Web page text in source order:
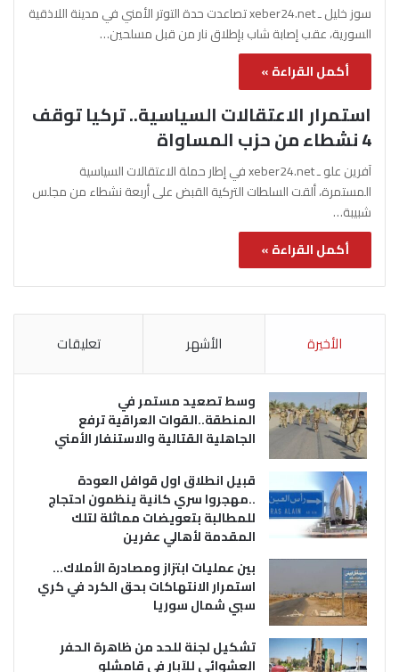
سوز خليل ـ xeber24.net تصاعدت حدة التوتر الأمني في مدينة اللاذقية
السورية، عقب إصابة شاب بإطلاق نار من قبل مسلحين…
أكمل القراءة »
استمرار الاعتقالات السياسية.. تركيا توقف
4 نشطاء من حزب المساواة
آفرين علو ـ xeber24.net في إطار حملة الاعتقالات السياسية
المستمرة، ألقت السلطات التركية القبض على أربعة نشطاء من مجلس
شبيبة…
أكمل القراءة »
الأخيرة الأشهر تعليقات
وسط تصعيد مستمر في
المنطقة..القوات العراقية ترفع
الجاهلية القتالية والاستنفار الأمني
قبيل انطلاق اول قوافل العودة
..مهجروا سري كانية ينظمون احتجاج
للمطالبة بتعويضات مماثلة لتلك
المقدمة لأهالي عفرين
بين عمليات ابتزاز ومصادرة الأملاك…
استمرار الانتهاكات بحق الكرد في كري
سبي شمال سوريا
تشكيل لجنة للحد من ظاهرة الحفر
العشوائي للآبار في قامشلو